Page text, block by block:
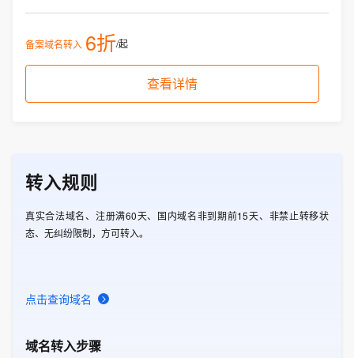
备案域名转入 6折/起
查看详情
转入规则
真实合法域名、注册满60天、国内域名非到期前15天、非禁止转移状
态、无纠纷限制，方可转入。
点击查询域名
域名转入步骤